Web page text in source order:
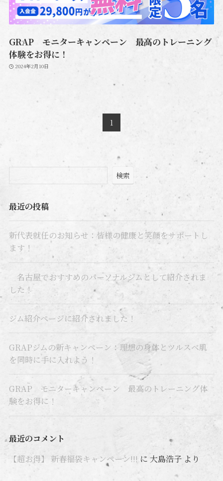
GRAP モニターキャンペーン 最高のトレーニング
体験をお得に！
2024年2月10日
1
検索
最近の投稿
新代表就任のお知らせ：皆様の健康と笑顔をサポートし
ます！
名古屋でおすすめのパーソナルジムとして紹介されま
した！
ジム紹介ページに紹介されました！
GRAPジムの新キャンペーン：理想の身体とツルスベ肌
を同時に手に入れよう！
GRAP モニターキャンペーン 最高のトレーニング体
験をお得に！
最近のコメント
【超お得】 新春福袋キャンペーン!!! に 大島浩子より